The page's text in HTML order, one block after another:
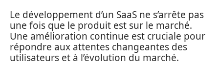
Le développement d’un SaaS ne s’arrête pas
une fois que le produit est sur le marché.
Une amélioration continue est cruciale pour
répondre aux attentes changeantes des
utilisateurs et à l’évolution du marché.